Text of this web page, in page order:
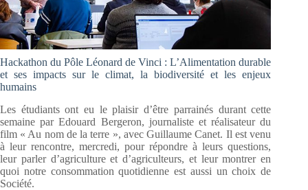
Hackathon du Pôle Léonard de Vinci : L’Alimentation durable
et ses impacts sur le climat, la biodiversité et les enjeux
humains
Les étudiants ont eu le plaisir d’être parrainés durant cette
semaine par Edouard Bergeron, journaliste et réalisateur du
film « Au nom de la terre », avec Guillaume Canet. Il est venu
à leur rencontre, mercredi, pour répondre à leurs questions,
leur parler d’agriculture et d’agriculteurs, et leur montrer en
quoi notre consommation quotidienne est aussi un choix de
Société.